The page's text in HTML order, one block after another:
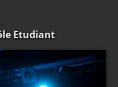
Etudiant